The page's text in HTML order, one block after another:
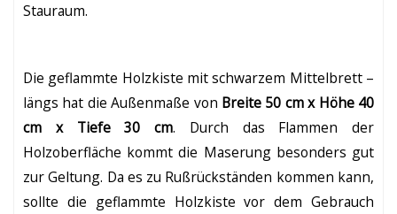
Stauraum.
Die geflammte Holzkiste mit schwarzem Mittelbrett –
längs hat die Außenmaße von Breite 50 cm x Höhe 40
cm x Tiefe 30 cm. Durch das Flammen der
Holzoberfläche kommt die Maserung besonders gut
zur Geltung. Da es zu Rußrückständen kommen kann,
sollte die geflammte Holzkiste vor dem Gebrauch